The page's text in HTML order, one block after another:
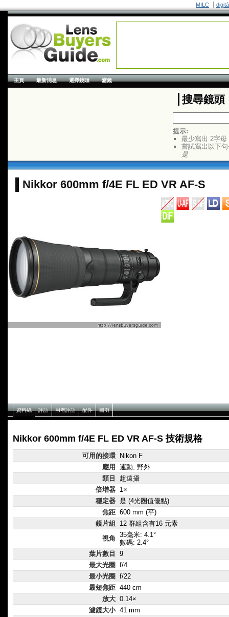
MILC
主頁 最新消息 選擇鏡頭 濾鏡
搜尋鏡頭
提示:
最少寫出 2字母
嘗試寫出以下
是
Nikkor 600mm f/4E FL ED VR AF-S
資料紙 評語 用者評語 配件 圖例
Nikkor 600mm f/4E FL ED VR AF-S 技術規格
可用的接環
Nikon F
應用
運動, 野外
類目
超遠攝
倍增器 1×
穩定器 是 (4光圈值優點)
焦距 600 mm (平)
鏡片組
12 群組含有16 元素
視角 35毫米: 4.1°
數碼: 2.4°
葉片數目
9
最大光圈
f/4
最小光圈
f/22
最短焦距 440 cm
放大 0.14×
濾鏡大小 41 mm